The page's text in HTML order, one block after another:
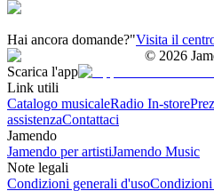
Hai ancora domande?"Visita il
© 2026
Scarica l'app
Link utili
Catalogo musicaleRadio In-store
assistenzaContattaci
Jamendo
Jamendo per artistiJamendo Music
Note legali
Condizioni generali d'uso